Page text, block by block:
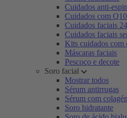
Cuidados anti-
Cuidados com Q10
Cuidados faciais
Cuidados faciais
Kits cuidados com
Máscaras faciais
Pescoço e decote
Soro facial
Mostrar todos
Sérum antirrugas
Sérum com
Soro hidratante